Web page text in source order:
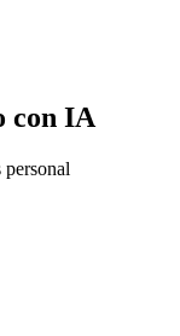
con IA